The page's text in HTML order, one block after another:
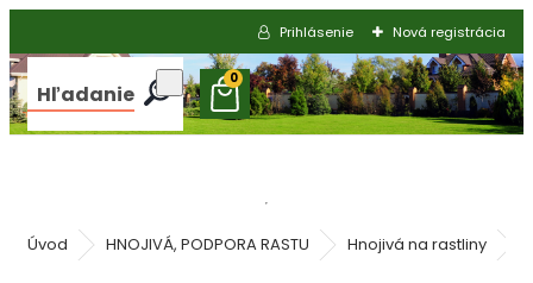
Prihlásenie Nová registrácia
Hľadanie
0
Úvod HNOJIVÁ, PODPORA RASTU Hnojivá na rastliny